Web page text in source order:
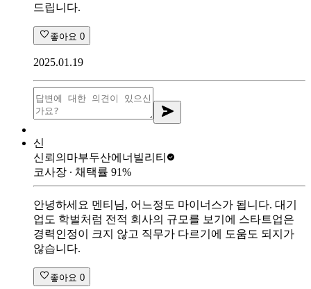
드립니다.
좋아요 0
2025.01.19
신
신뢰의마부두산에너빌리티
코사장 ∙ 채택률 91%
안녕하세요 멘티님, 어느정도 마이너스가 됩니다. 대기
업도 학벌처럼 전적 회사의 규모를 보기에 스타트업은
경력인정이 크지 않고 직무가 다르기에 도움도 되지가
않습니다.
좋아요 0